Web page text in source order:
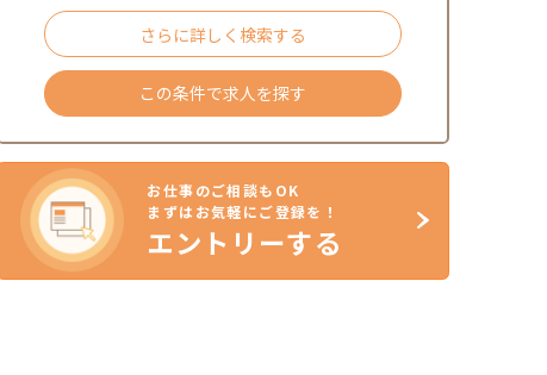
さらに詳しく検索する
この条件で求人を探す
お仕事のご相談もOK
まずはお気軽にご登録を！
エントリーする